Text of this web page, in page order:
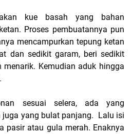
kue basah yang bahan
Proses pembuatannya pun
mencampurkan tepung ketan
dan sedikit garam, beri sedikit
Kemudian aduk hingga
sesuai selera, ada yang
yang bulat panjang. Lalu isi
pasir atau gula merah. Enaknya